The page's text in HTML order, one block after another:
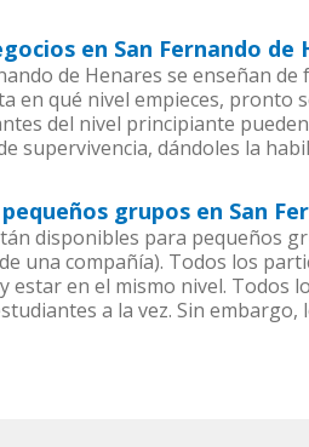
en San Fernando de
de Henares se enseñan
en qué nivel empieces, pronto
del nivel principiante
supervivencia, dándoles la
grupos en San
disponibles para pequeños
una compañía). Todos los
estar en el mismo nivel.
a la vez. Sin